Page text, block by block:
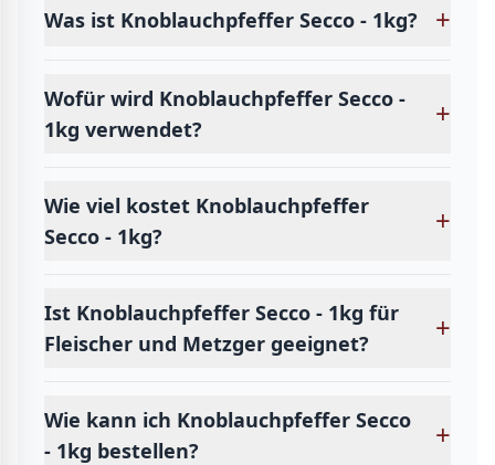
Was ist Knoblauchpfeffer Secco - 1kg? +
Wofür wird Knoblauchpfeffer Secco -
1kg verwendet?
+
Wie viel kostet Knoblauchpfeffer
Secco - 1kg?
+
Ist Knoblauchpfeffer Secco - 1kg für
Fleischer und Metzger geeignet?
+
Wie kann ich Knoblauchpfeffer Secco
- 1kg bestellen?
+